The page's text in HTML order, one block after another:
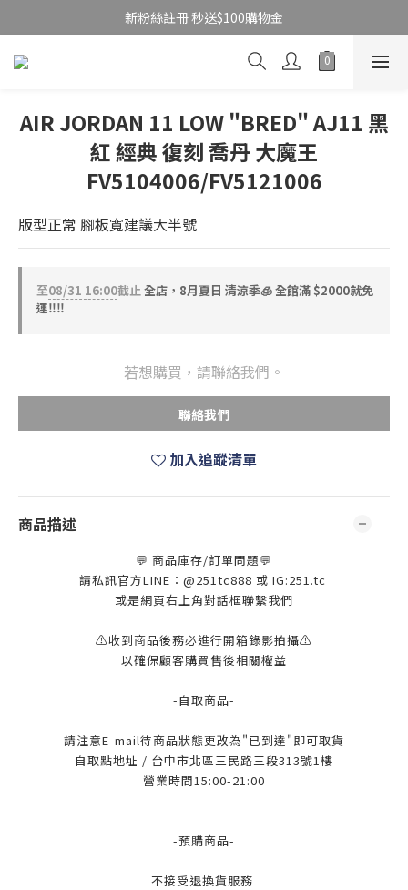
新粉絲註冊 秒送$100購物金
AIR JORDAN 11 LOW "BRED" AJ11 黑
紅 經典 復刻 喬丹 大魔王
FV5104006/FV5121006
版型正常 腳板寬建議大半號
至08/31 16:00截止全店，8月夏日 清涼季🧊 全館滿 $2000就免
運‼️‼️
若想購買，請聯絡我們。
聯絡我們
加入追蹤清單
商品描述
💬 商品庫存/訂單問題💬
請私訊官方LINE：@251tc888 或 IG:251.tc
或是網頁右上角對話框聯繫我們
⚠️收到商品後務必進行開箱錄影拍攝⚠️
以確保顧客購買售後相關權益
-自取商品-
請注意E-mail待商品狀態更改為"已到達"即可取貨
自取點地址 / 台中市北區三民路三段313號1樓
營業時間15:00-21:00
-預購商品-
不接受退換貨服務